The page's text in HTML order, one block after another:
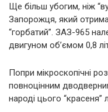
Ще більш убогим, ніж
Запорожця, який
“горбатий”. ЗАЗ-965
двигуном об’ємом 0,8
Попри мікроскопічні
повноцінним
народі цього “красеня”